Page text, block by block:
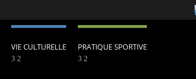
VIE CULTURELLE PRATIQUE SPORTIVE